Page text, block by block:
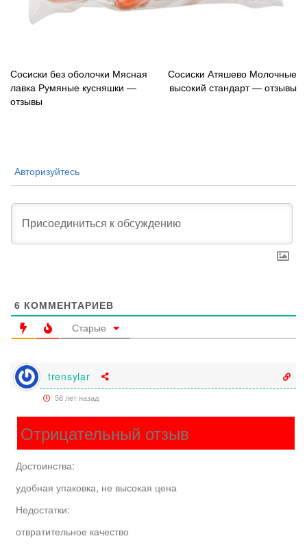
Навигация
по
Сосиски без оболочки Мясная
лавка Румяные кусняшки —
отзывы
Сосиски Атяшево Молочные
высокий стандарт — отзывы
Авторизуйтесь
6 КОММЕНТАРИЕВ
Старые
trensylar
56 лет назад
Отрицательный отзыв
Достоинства:
удобная упаковка, не высокая цена
Недостатки:
отвратительное качество